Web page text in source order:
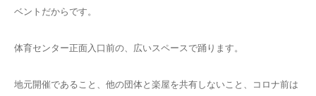
ベントだからです。
体育センター正面入口前の、広いスペースで踊ります。
地元開催であること、他の団体と楽屋を共有しないこと、コロナ前は